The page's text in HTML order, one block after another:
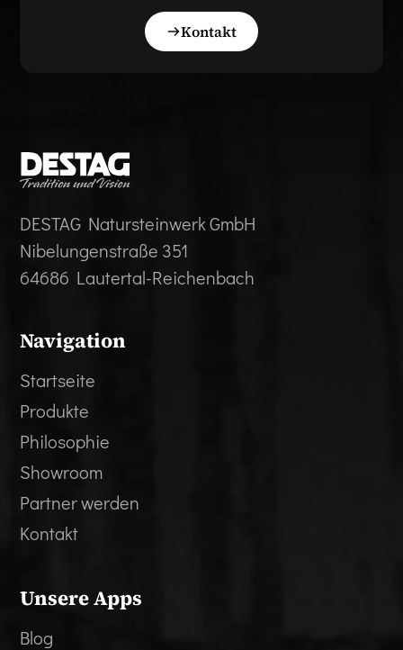
Kontakt
DESTAG Natursteinwerk GmbH
Nibelungenstraße 351
64686 Lautertal-Reichenbach
Navigation
Startseite
Produkte
Philosophie
Showroom
Partner werden
Kontakt
Unsere Apps
Blog